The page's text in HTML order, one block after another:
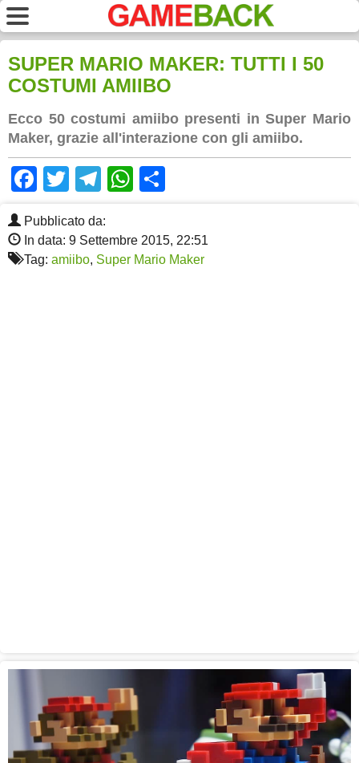
SUPER MARIO MAKER: TUTTI I 50
COSTUMI AMIIBO
Ecco 50 costumi amiibo presenti in Super Mario
Maker, grazie all'interazione con gli amiibo.
Facebook
TwitterTelegram
WhatsApp
Pubblicato da:
In data: 9 Settembre 2015, 22:51
Tag: amiibo, Super Mario Maker